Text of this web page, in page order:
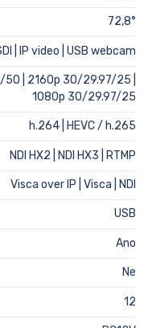
72,8°
| IP video | USB webcam
| 2160p 30/29.97/25 |
1080p 30/29.97/25
h.264 | HEVC / h.265
NDI HX2 | NDI HX3 | RTMP
Visca over IP | Visca | NDI
USB
Ano
Ne
12